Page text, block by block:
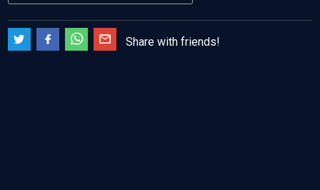
Share with friends!